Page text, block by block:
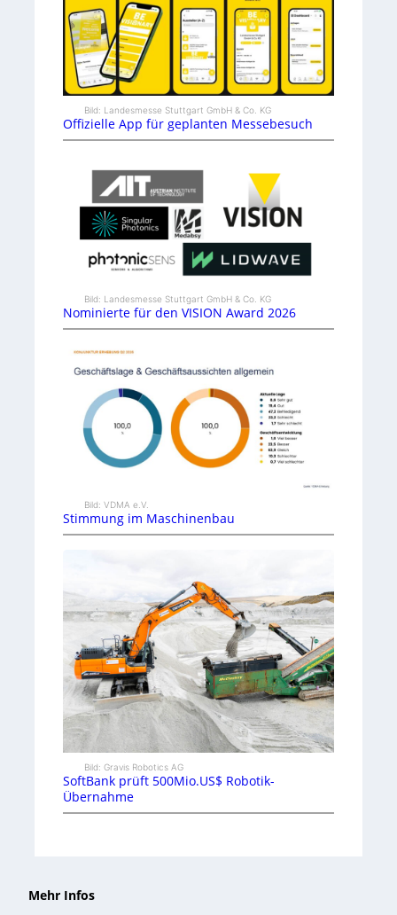
Bild: Landesmesse Stuttgart GmbH & Co. KG
Offizielle App für geplanten Messebesuch
Bild: Landesmesse Stuttgart GmbH & Co. KG
Nominierte für den VISION Award 2026
Bild: VDMA e.V.
Stimmung im Maschinenbau
Bild: Gravis Robotics AG
SoftBank prüft 500Mio.US$ Robotik-
Übernahme
Mehr Infos